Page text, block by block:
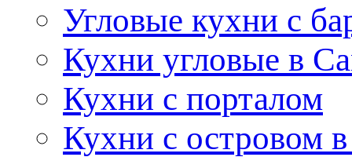
Угловые кухни с
Кухни угловые в
Кухни с порталом
Кухни с островом